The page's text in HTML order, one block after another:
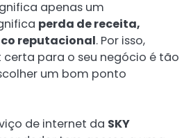
apenas um
perda de receita,
reputacional. Por isso,
certa para o seu negócio é tão
um bom ponto
de internet da SKY